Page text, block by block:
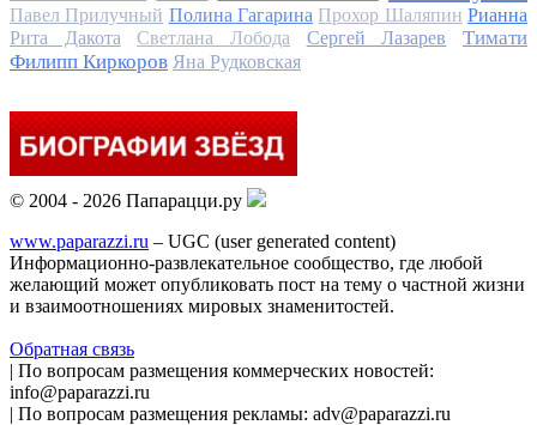
Павел Прилучный Полина Гагарина Прохор Шаляпин Рианна
Рита Дакота
Светлана Лобода Сергей Лазарев
Тимати
Филипп Киркоров Яна Рудковская
© 2004 - 2026 Папарацци.ру
www.paparazzi.ru – UGC (user generated content)
Информационно-развлекательное сообщество, где любой
желающий может опубликовать пост на тему о частной жизни
и взаимоотношениях мировых знаменитостей.
Обратная связь
| По вопросам размещения коммерческих новостей:
info@paparazzi.ru
| По вопросам размещения рекламы: adv@paparazzi.ru